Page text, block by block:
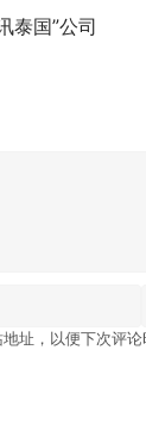
泰国”公司
址，以便下次评论